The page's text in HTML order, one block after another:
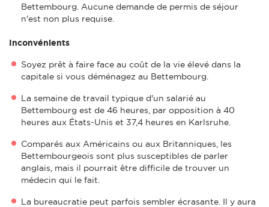
Bettembourg. Aucune demande de permis de séjour
n'est non plus requise.
Inconvénients
Soyez prêt à faire face au coût de la vie élevé dans la
capitale si vous déménagez au Bettembourg.
La semaine de travail typique d'un salarié au
Bettembourg est de 46 heures, par opposition à 40
heures aux États-Unis et 37,4 heures en Karlsruhe.
Comparés aux Américains ou aux Britanniques, les
Bettembourgeois sont plus susceptibles de parler
anglais, mais il pourrait être difficile de trouver un
médecin qui le fait.
La bureaucratie peut parfois sembler écrasante. Il y aura